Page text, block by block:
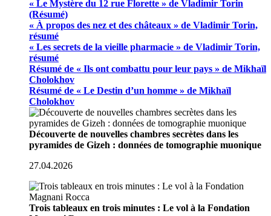
« Le Mystère du 12 rue Florette » de Vladimir Torin
(Résumé)
« À propos des nez et des châteaux » de Vladimir Torin,
résumé
« Les secrets de la vieille pharmacie » de Vladimir Torin,
résumé
Résumé de « Ils ont combattu pour leur pays » de Mikhaïl
Cholokhov
Résumé de « Le Destin d’un homme » de Mikhaïl
Cholokhov
Découverte de nouvelles chambres secrètes dans les
pyramides de Gizeh : données de tomographie muonique
27.04.2026
Trois tableaux en trois minutes : Le vol à la Fondation